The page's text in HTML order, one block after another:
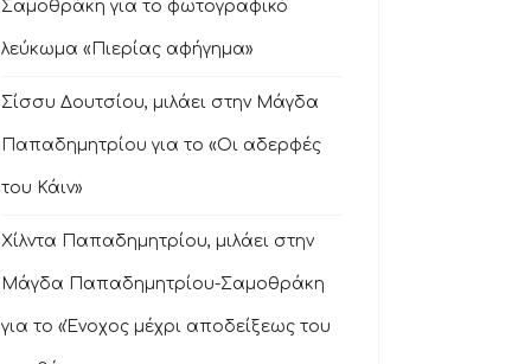
Σαμοθράκη για το φωτογραφικό
λεύκωμα «Πιερίας αφήγημα»
Σίσσυ Δουτσίου, μιλάει στην Μάγδα
Παπαδημητρίου για το «Οι αδερφές
του Κάιν»
Χίλντα Παπαδημητρίου, μιλάει στην
Μάγδα Παπαδημητρίου-Σαμοθράκη
για το «Ένοχος μέχρι αποδείξεως του